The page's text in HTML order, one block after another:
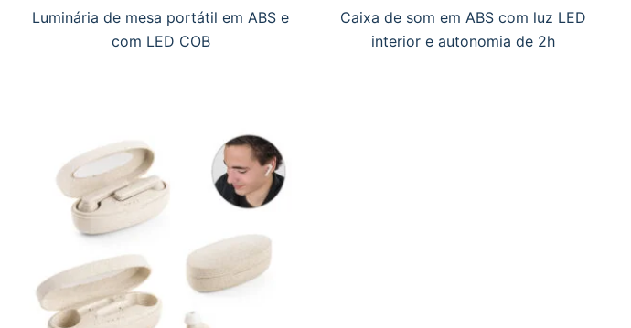
Luminária de mesa portátil em ABS e
com LED COB
Caixa de som em ABS com luz LED
interior e autonomia de 2h